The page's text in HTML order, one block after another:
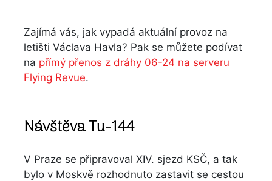
Zajímá vás, jak vypadá aktuální provoz na
letišti Václava Havla? Pak se můžete podívat
na přímý přenos z dráhy 06-24 na serveru
Flying Revue.
Návštěva Tu-144
V Praze se připravoval XIV. sjezd KSČ, a tak
bylo v Moskvě rozhodnuto zastavit se cestou